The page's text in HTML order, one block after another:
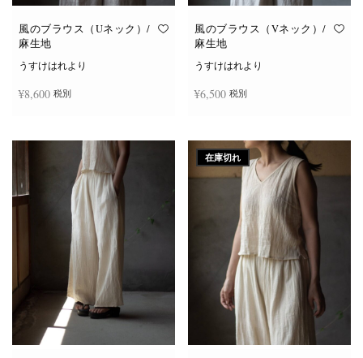
風のブラウス（Uネック）/
麻生地
うすけはれより
¥8,600 税別
の
商
品
に
は
複
数
の
バ
リ
エ
ー
シ
ョ
ン
が
あ
ま
風のブラウス（Vネック）/
麻生地
うすけはれより
¥6,500 税別
の
商
品
に
は
複
数
の
バ
リ
エ
ー
シ
ョ
ン
が
あ
り
ま
在庫切れ